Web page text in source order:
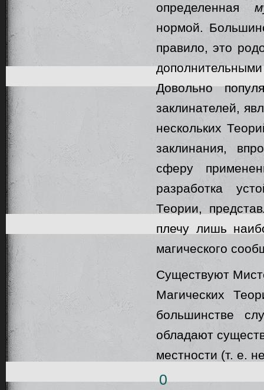
определенная
нормой.
правило, это
Довольно
заклинателей,
нескольких
заклинания,
сферу
разработка
Теории,
плечу лишь
магического
Существуют
Магических
большинстве
обладают
местности (т. е.
0